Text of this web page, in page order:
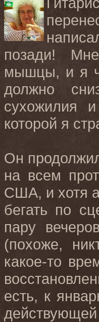
позади! Мне
мышцы, и я
должно
сухожилия
которой я
Он
на всем
США, и хотя
бегать по
пару
(похоже,
какое-то
есть, к